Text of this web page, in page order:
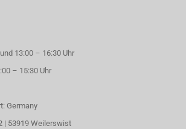
13:00 – 16:30 Uhr
– 15:30 Uhr
Germany
| 53919 Weilerswist